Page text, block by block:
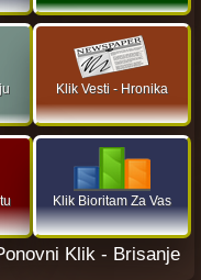
Klik Vesti - Hronika
Klik Bioritam Za Vas
Klik - Brisanje